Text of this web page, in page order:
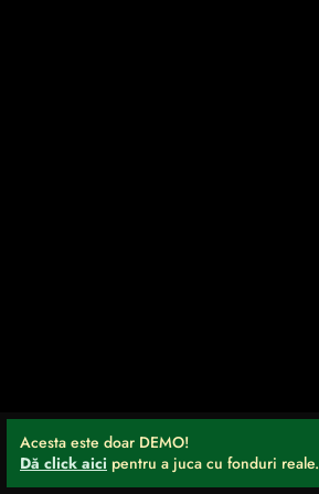
Acesta este doar DEMO!
Dă click aici pentru a juca cu fonduri reale.